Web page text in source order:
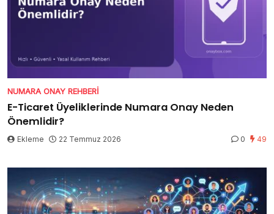
NUMARA ONAY REHBERI
E-Ticaret Üyeliklerinde Numara Onay Neden
Önemlidir?
Ekleme 22 Temmuz 2026 0 49